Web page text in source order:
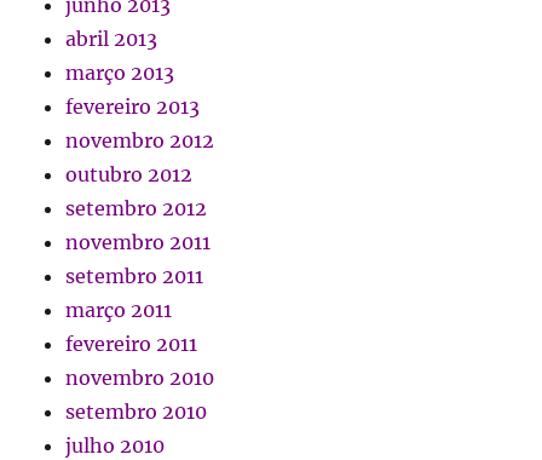
junho 2013
abril 2013
março 2013
fevereiro 2013
novembro 2012
outubro 2012
setembro 2012
novembro 2011
setembro 2011
março 2011
fevereiro 2011
novembro 2010
setembro 2010
julho 2010